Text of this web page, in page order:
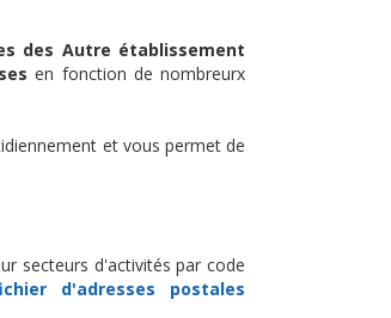
des Autre établissement
en fonction de nombreurx
et vous permet de
secteurs d'activités par code
d'adresses postales